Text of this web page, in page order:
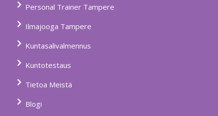
Personal Trainer Tampere
Ilmajooga Tampere
Kuntasalivalmennus
Kuntotestaus
Tietoa Meistä
Blogi